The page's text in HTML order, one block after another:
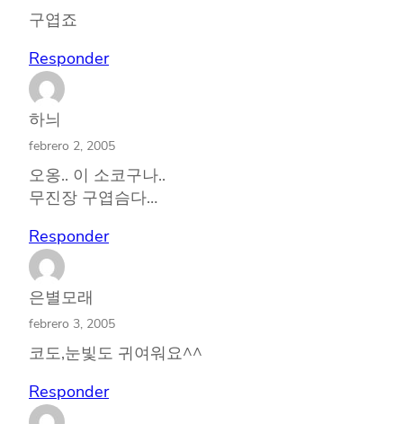
구엽죠
Responder
하늬
febrero 2, 2005
오옹.. 이 소코구나..
무진장 구엽슴다…
Responder
은별모래
febrero 3, 2005
코도,눈빛도 귀여워요^^
Responder